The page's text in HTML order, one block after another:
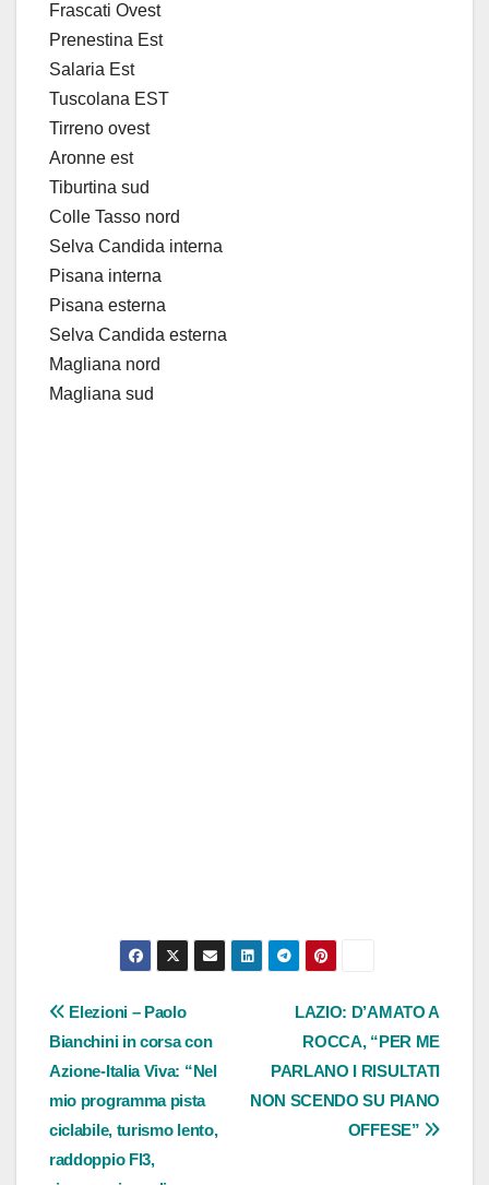
Frascati Ovest
Prenestina Est
Salaria Est
Tuscolana EST
Tirreno ovest
Aronne est
Tiburtina sud
Colle Tasso nord
Selva Candida interna
Pisana interna
Pisana esterna
Selva Candida esterna
Magliana nord
Magliana sud
Navigazione
articoli
LAZIO: D’AMATO A
ROCCA, “PER ME
PARLANO I RISULTATI
NON SCENDO SU PIANO
OFFESE”
Elezioni – Paolo
Bianchini in corsa con
Azione-Italia Viva: “Nel
mio programma pista
ciclabile, turismo lento,
raddoppio Fl3,